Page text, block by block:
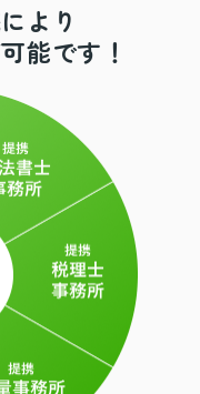
より
能です！